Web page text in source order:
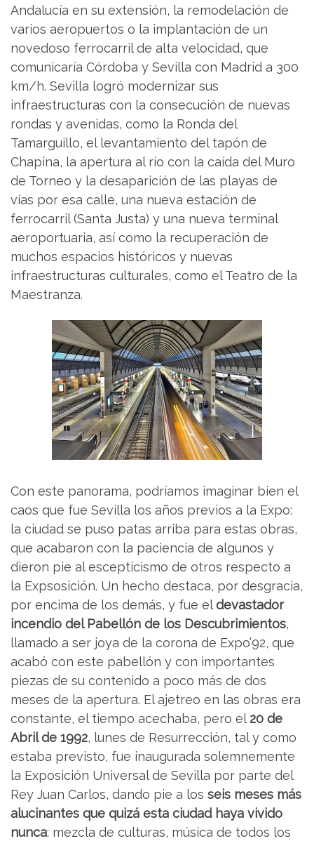
Andalucía en su extensión, la remodelación de
varios aeropuertos o la implantación de un
novedoso ferrocarril de alta velocidad, que
comunicaría Córdoba y Sevilla con Madrid a 300
km/h. Sevilla logró modernizar sus
infraestructuras con la consecución de nuevas
rondas y avenidas, como la Ronda del
Tamarguillo, el levantamiento del tapón de
Chapina, la apertura al río con la caída del Muro
de Torneo y la desaparición de las playas de
vías por esa calle, una nueva estación de
ferrocarril (Santa Justa) y una nueva terminal
aeroportuaria, así como la recuperación de
muchos espacios históricos y nuevas
infraestructuras culturales, como el Teatro de la
Maestranza.
Con este panorama, podríamos imaginar bien el
caos que fue Sevilla los años previos a la Expo:
la ciudad se puso patas arriba para estas obras,
que acabaron con la paciencia de algunos y
dieron pie al escepticismo de otros respecto a
la Expsosición. Un hecho destaca, por desgracia,
por encima de los demás, y fue eldevastador
incendio del Pabellón de los Descubrimientos,
llamado a ser joya de la corona de Expo’92, que
acabó con este pabellón y con importantes
piezas de su contenido a poco más de dos
meses de la apertura. El ajetreo en las obras era
constante, el tiempo acechaba, pero el 20 de
Abril de 1992, lunes de Resurrección, tal y como
estaba previsto, fue inaugurada solemnemente
la Exposición Universal de Sevilla por parte del
Rey Juan Carlos, dando pie a los seis meses más
alucinantes que quizá esta ciudad haya vivido
nunca: mezcla de culturas, música de todos los